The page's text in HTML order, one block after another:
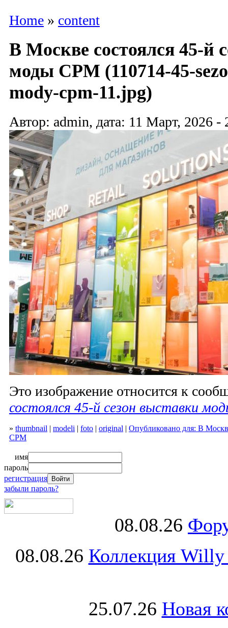
Home » content
В Москве состоялся 45-й
моды CPM (110714-45-
mody-cpm-11.jpg)
Автор: admin, дата: 11 Март, 2026 -
Это изображение относится к
состоялся 45-й сезон выставки
» thumbnail | modeli | foto | original | Опубликовано для: В
CPM
имя
пароль
регистрация
забыли пароль?
08.08.26
08.08.26 Коллекция Willy
25.07.26 Новая